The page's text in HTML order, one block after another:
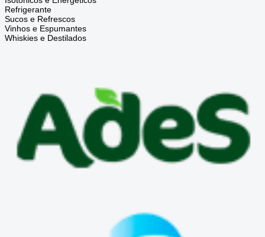
Refrigerante
Sucos e Refrescos
Vinhos e Espumantes
Whiskies e Destilados